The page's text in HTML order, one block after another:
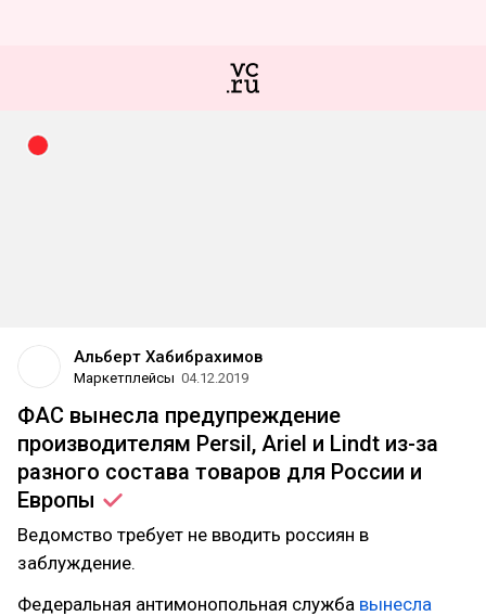
Альберт Хабибрахимов
Маркетплейсы 04.12.2019
ФАС вынесла предупреждение
производителям Persil, Ariel и Lindt из-за
разного состава товаров для России и
Европы
Ведомство требует не вводить россиян в
заблуждение.
Федеральная антимонопольная служба вынесла